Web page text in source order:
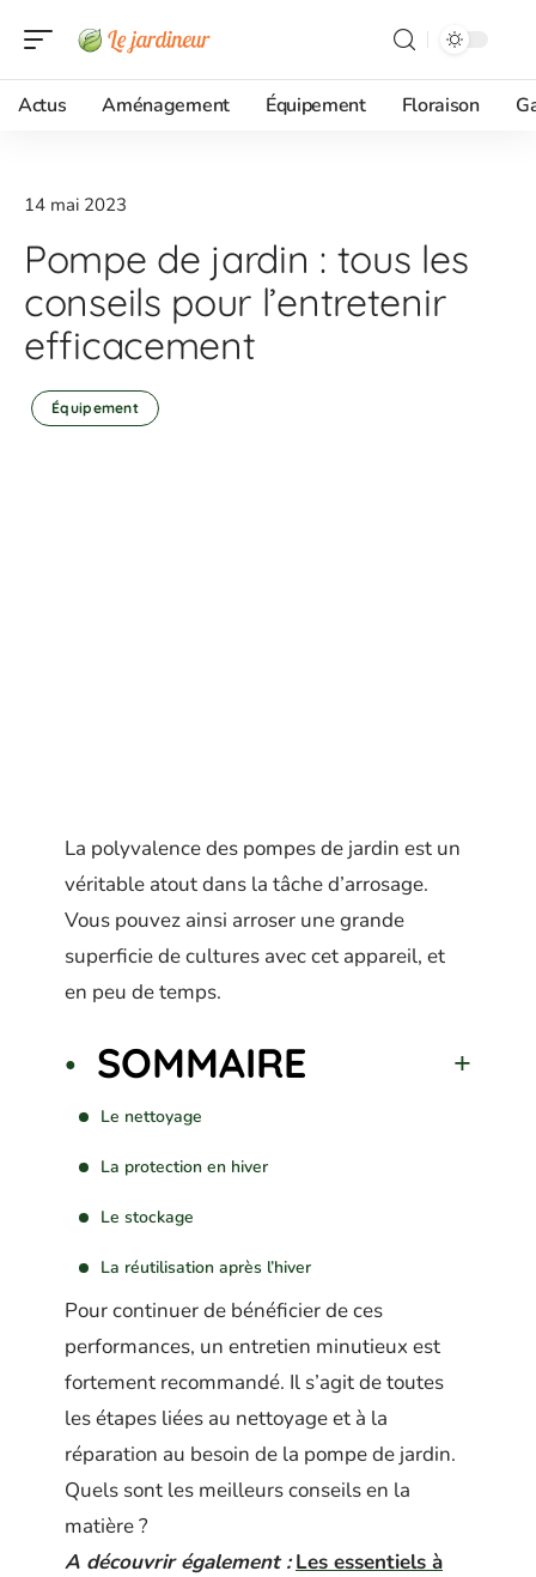
Actus Aménagement Équipement Floraison
14 mai 2023
Pompe de jardin : tous les
conseils pour l’entretenir
efficacement
Équipement
La polyvalence des pompes de jardin est un
véritable atout dans la tâche d’arrosage.
Vous pouvez ainsi arroser une grande
superficie de cultures avec cet appareil, et
en peu de temps.
SOMMAIRE
Le nettoyage
La protection en hiver
Le stockage
La réutilisation après l’hiver
Pour continuer de bénéficier de ces
performances, un entretien minutieux est
fortement recommandé. Il s’agit de toutes
les étapes liées au nettoyage et à la
réparation au besoin de la pompe de jardin.
Quels sont les meilleurs conseils en la
matière ?
A découvrir également : Les essentiels à